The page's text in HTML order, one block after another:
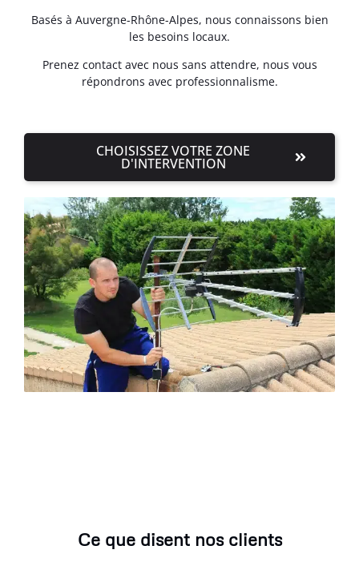
Basés à Auvergne-Rhône-Alpes, nous connaissons bien
les besoins locaux.
Prenez contact avec nous sans attendre, nous vous
répondrons avec professionnalisme.
CHOISISSEZ VOTRE ZONE
D'INTERVENTION
Ce que disent nos clients